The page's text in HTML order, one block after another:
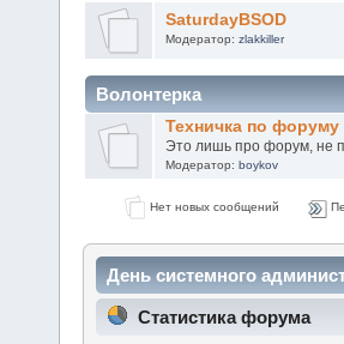
SaturdayBSOD
Модератор: zlakkiller
Волонтерка
Техничка по форуму
Это лишь про форум, не
Модератор: boykov
Нет новых сообщений
День системного
Статистика форума